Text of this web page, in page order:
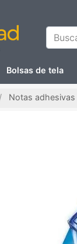
Bolsas de tela
Notas